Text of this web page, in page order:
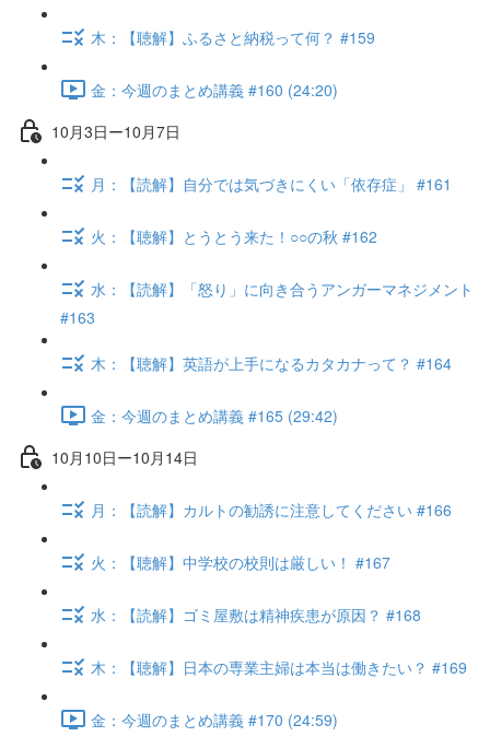
木：【聴解】ふるさと納税って何？ #159
金：今週のまとめ講義 #160 (24:20)
10月3日ー10月7日
月：【読解】自分では気づきにくい「依存症」 #161
火：【聴解】とうとう来た！○○の秋 #162
水：【読解】「怒り」に向き合うアンガーマネジメント
#163
木：【聴解】英語が上手になるカタカナって？ #164
金：今週のまとめ講義 #165 (29:42)
10月10日ー10月14日
月：【読解】カルトの勧誘に注意してください #166
火：【聴解】中学校の校則は厳しい！ #167
水：【読解】ゴミ屋敷は精神疾患が原因？ #168
木：【聴解】日本の専業主婦は本当は働きたい？ #169
金：今週のまとめ講義 #170 (24:59)